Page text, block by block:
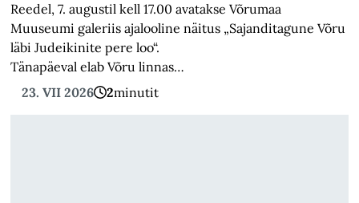
Reedel, 7. augustil kell 17.00 avatakse Võrumaa
Muuseumi galeriis ajalooline näitus „Sajanditagune Võru
läbi Judeikinite pere loo“.
Tänapäeval elab Võru linnas…
23. VII 2026
2minutit